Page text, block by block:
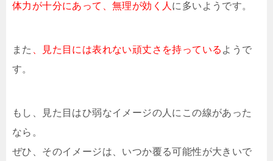
体力が十分にあって、無理が効く人 に多いようです。
また 、見た目には表れない頑丈さを持っている ようで
す。
もし、見た目はひ弱なイメージの人にこの線があった
なら。
ぜひ、そのイメージは、いつか覆る可能性が大きいで